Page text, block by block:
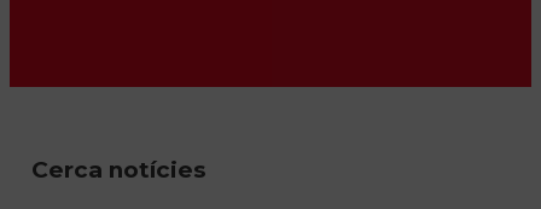
Cerca notícies